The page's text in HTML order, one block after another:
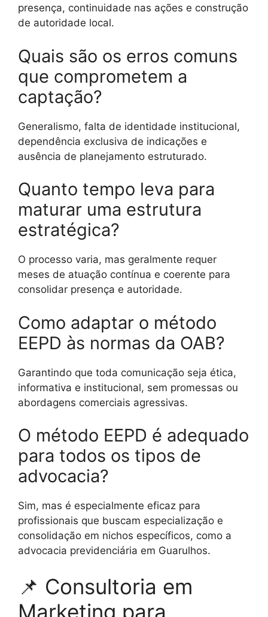
presença, continuidade nas ações e construção
de autoridade local.
Quais são os erros comuns
que comprometem a
captação?
Generalismo, falta de identidade institucional,
dependência exclusiva de indicações e
ausência de planejamento estruturado.
Quanto tempo leva para
maturar uma estrutura
estratégica?
O processo varia, mas geralmente requer
meses de atuação contínua e coerente para
consolidar presença e autoridade.
Como adaptar o método
EEPD às normas da OAB?
Garantindo que toda comunicação seja ética,
informativa e institucional, sem promessas ou
abordagens comerciais agressivas.
O método EEPD é adequado
para todos os tipos de
advocacia?
Sim, mas é especialmente eficaz para
profissionais que buscam especialização e
consolidação em nichos específicos, como a
advocacia previdenciária em Guarulhos.
📌 Consultoria em
Marketing para